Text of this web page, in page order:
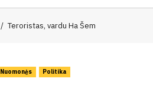
Teroristas, vardu Ha Šem
Nuomonės Politika